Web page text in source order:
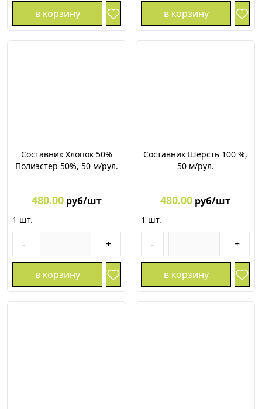
в корзину в корзину
Составник Хлопок 50%
Полиэстер 50%, 50 м/рул.
480.00 руб/шт
1 шт.
- +
в корзину
Составник Шерсть 100 %,
50 м/рул.
480.00 руб/шт
1 шт.
- +
в корзину